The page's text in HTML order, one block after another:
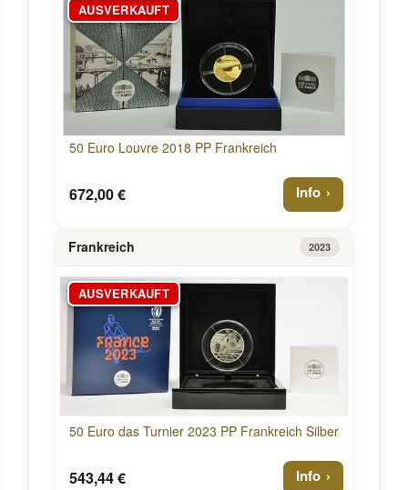
AUSVERKAUFT
50 Euro Louvre 2018 PP Frankreich
672,00 € Info
Frankreich 2023
AUSVERKAUFT
50 Euro das Turnier 2023 PP Frankreich Silber
543,44 € Info